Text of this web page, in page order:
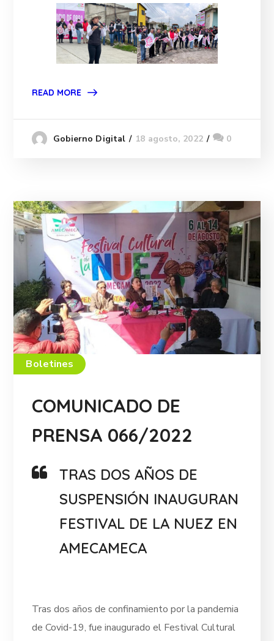
READ MORE
Gobierno Digital 18 agosto, 2022 0
Boletines
COMUNICADO DE
PRENSA 066/2022
TRAS DOS AÑOS DE
SUSPENSIÓN INAUGURAN
FESTIVAL DE LA NUEZ EN
AMECAMECA
Tras dos años de confinamiento por la pandemia
de Covid-19, fue inaugurado el Festival Cultural